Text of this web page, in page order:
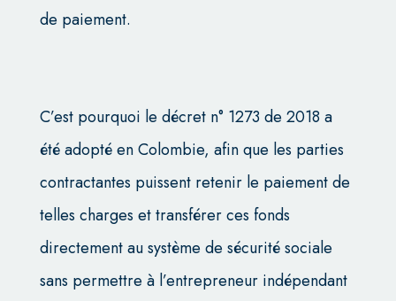
de paiement.
C’est pourquoi le décret n° 1273 de 2018 a
été adopté en Colombie, afin que les parties
contractantes puissent retenir le paiement de
telles charges et transférer ces fonds
directement au système de sécurité sociale
sans permettre à l’entrepreneur indépendant